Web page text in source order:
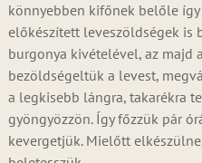
könnyebben kifőnek belőle így
előkészített leveszöldségek is
burgonya kivételével, az majd
bezöldségeltük a levest,
a legkisebb lángra, takarékra
gyöngyözzön. Így főzzük pár
kevergetjük. Mielőtt